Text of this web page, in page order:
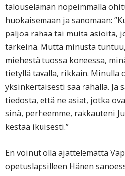
talouselämän nopeimmalla
huokaisemaan ja sanomaan:
paljoa rahaa tai muita asioita,
tärkeinä. Mutta minusta
miehestä tuossa koneessa,
tietyllä tavalla, rikkain. Minulla
yksinkertaisesti saa rahalla. Ja
tiedosta, että ne asiat, jotka
sinä, perheemme, rakkauteni
kestää ikuisesti.”
En voinut olla ajattelematta
opetuslapsilleen Hänen